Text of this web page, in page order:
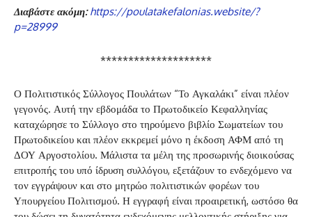
Διαβάστε ακόμη: https://poulatakefalonias.website/?
p=28999
********************
Ο Πολιτιστικός Σύλλογος Πουλάτων “Το Αγκαλάκι” είναι πλέον
γεγονός. Αυτή την εβδομάδα το Πρωτοδικείο Κεφαλληνίας
καταχώρησε το Σύλλογο στο τηρούμενο βιβλίο Σωματείων του
Πρωτοδικείου και πλέον εκκρεμεί μόνο η έκδοση ΑΦΜ από τη
ΔΟΥ Αργοστολίου. Μάλιστα τα μέλη της προσωρινής διοικούσας
επιτροπής του υπό ίδρυση συλλόγου, εξετάζουν το ενδεχόμενο να
τον εγγράψουν και στο μητρώο πολιτιστικών φορέων του
Υπουργείου Πολιτισμού. Η εγγραφή είναι προαιρετική, ωστόσο θα